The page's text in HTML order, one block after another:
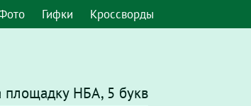
Гифки Кроссворды
НБА, 5 букв